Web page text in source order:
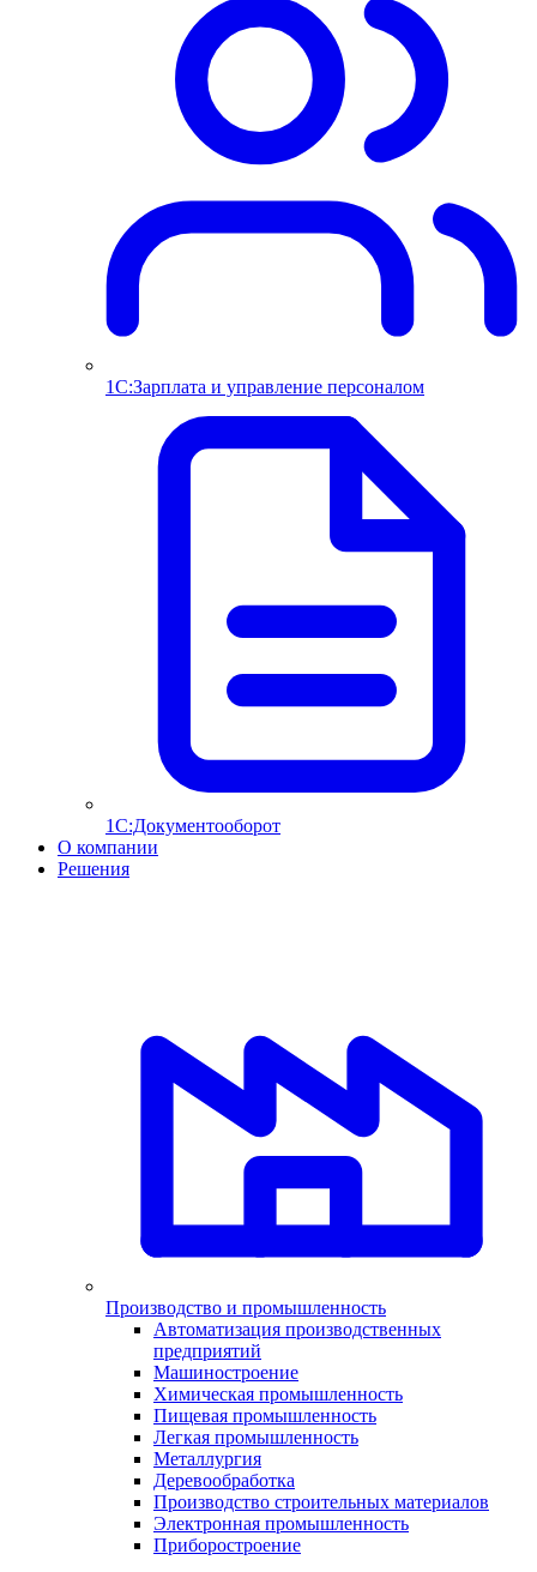
1С:Зарплата и управление персоналом
1С:Документооборот
О компании
Решения
Производство и промышленность
Автоматизация производственных
предприятий
Машиностроение
Химическая промышленность
Пищевая промышленность
Легкая промышленность
Металлургия
Деревообработка
Производство строительных материалов
Электронная промышленность
Приборостроение